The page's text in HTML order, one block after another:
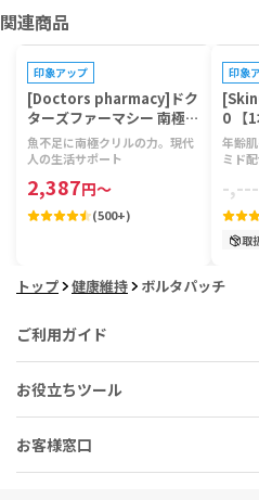
関連商品
印象アップ
[Doctors pharmacy]ドク
ターズファーマシー 南極ク
リルビタミン 【1袋120
粒】
魚不足に南極クリルの力。現代
人の生活サポート
2,387円～
(500+)
印象
0 【1
年齢
ミド
-,---
取
トップ 健康維持 ボルタパッチ
ご利用ガイド
お役立ちツール
お客様窓口